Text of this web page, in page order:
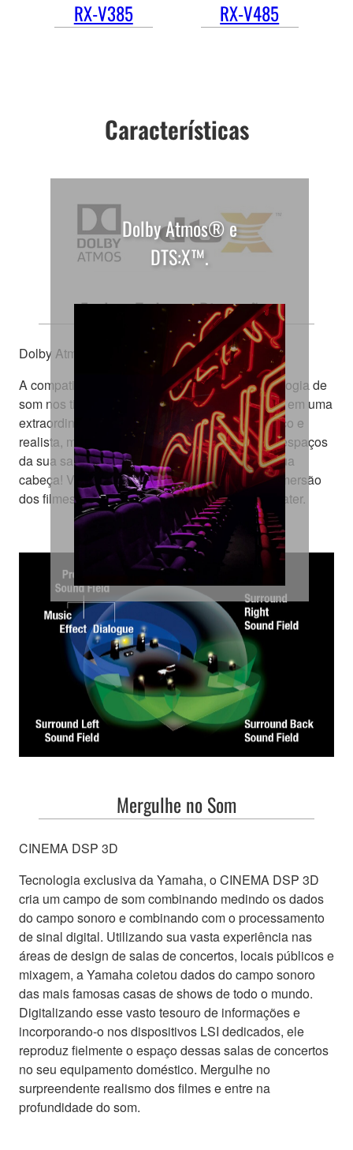
Um novo
RX-V385 RX-V485
Características
Dolby Atmos® e
DTS:X™.
Explore Todas as Dimensões
Dolby Atmos® e DTS:X™
A compatibilidade com essa maravilhosa tecnologia de
som nos tira de um momento comum e nos leva em uma
extraordinária experiência. O som surround é rico e
realista, movimentando cada som em todos os espaços
da sua sala, incluindo objetos passando pela sua
cabeça! Vivencie os movimentos realistas e a imersão
dos filmes — sem sair da sua sala de home theater.
Mergulhe no Som
CINEMA DSP 3D
Tecnologia exclusiva da Yamaha, o CINEMA DSP 3D
cria um campo de som combinando medindo os dados
do campo sonoro e combinando com o processamento
de sinal digital. Utilizando sua vasta experiência nas
áreas de design de salas de concertos, locais públicos e
mixagem, a Yamaha coletou dados do campo sonoro
das mais famosas casas de shows de todo o mundo.
Digitalizando esse vasto tesouro de informações e
incorporando-o nos dispositivos LSI dedicados, ele
reproduz fielmente o espaço dessas salas de concertos
no seu equipamento doméstico. Mergulhe no
surpreendente realismo dos filmes e entre na
profundidade do som.